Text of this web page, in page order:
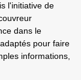
l'initiative de
dans le
pour faire
informations,